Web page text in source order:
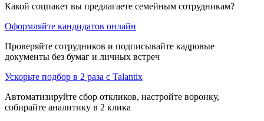
Какой соцпакет вы предлагаете семейным сотрудникам?
Оформляйте кандидатов онлайн
Проверяйте сотрудников и подписывайте кадровые
документы без бумаг и личных встреч
Ускорьте подбор в 2 раза с Talantix
Автоматизируйте сбор откликов, настройте воронку,
собирайте аналитику в 2 клика